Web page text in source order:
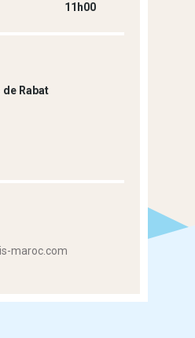
11h00
Rabat
maroc.com